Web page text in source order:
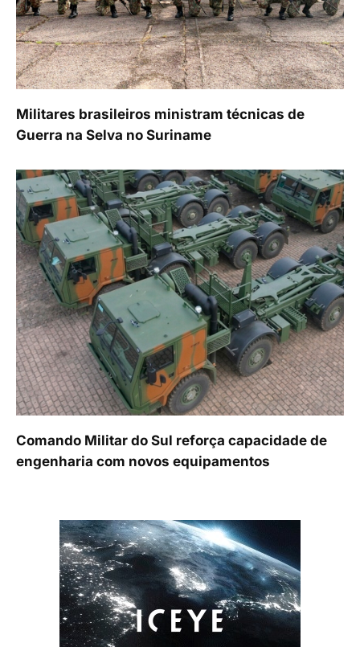
Militares brasileiros ministram técnicas de
Guerra na Selva no Suriname
Comando Militar do Sul reforça capacidade de
engenharia com novos equipamentos